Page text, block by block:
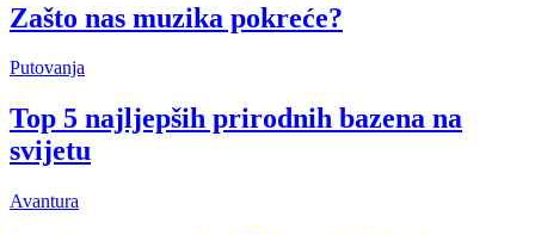
Zašto nas muzika pokreće?
Putovanja
Top 5 najljepših prirodnih bazena na
svijetu
Avantura